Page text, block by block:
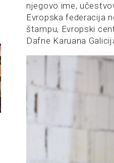
njegovo ime,
Evropska federacija
štampu, Evropski
Dafne Karuana